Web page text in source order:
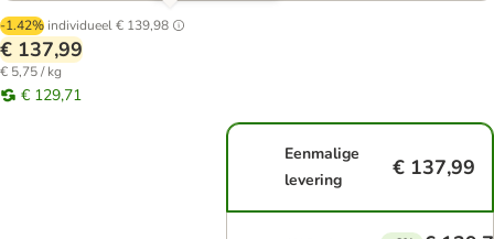
-1.42% individueel€ 139,98
€ 137,99
€ 5,75 / kg
€ 129,71
Eenmalige
levering
€ 137,99